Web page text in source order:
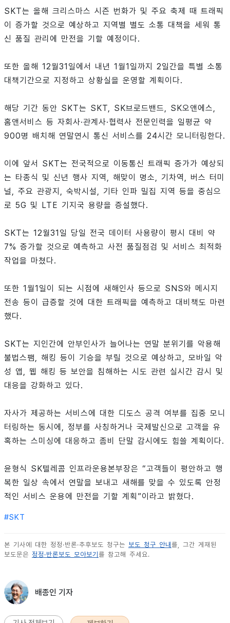
SKT는 올해 크리스마스 시즌 번화가 및 주요 축제 때 트래픽
이 증가할 것으로 예상하고 지역별 별도 소통 대책을 세워 통
신 품질 관리에 만전을 기할 예정이다.
또한 올해 12월31일에서 내년 1월1일까지 2일간을 특별 소통
대책기간으로 지정하고 상황실을 운영할 계획이다.
해당 기간 동안 SKT는 SKT, SK브로드밴드, SK오앤에스,
홈앤서비스 등 자회사·관계사·협력사 전문인력을 일평균 약
900명 배치해 연말연시 통신 서비스를 24시간 모니터링한다.
이에 앞서 SKT는 전국적으로 이동통신 트래픽 증가가 예상되
는 타종식 및 신년 행사 지역, 해맞이 명소, 기차역, 버스 터미
널, 주요 관광지, 숙박시설, 기타 인파 밀집 지역 등을 중심으
로 5G 및 LTE 기지국 용량을 증설했다.
SKT는 12월31일 당일 전국 데이터 사용량이 평시 대비 약
7% 증가할 것으로 예측하고 사전 품질점검 및 서비스 최적화
작업을 마쳤다.
또한 1월1일이 되는 시점에 새해인사 등으로 SNS와 메시지
전송 등이 급증할 것에 대한 트래픽을 예측하고 대비책도 마련
했다.
SKT는 지인간에 안부인사가 늘어나는 연말 분위기를 악용해
불법스팸, 해킹 등이 기승을 부릴 것으로 예상하고, 모바일 악
성 앱, 웹 해킹 등 보안을 침해하는 시도 관련 실시간 감시 및
대응을 강화하고 있다.
자사가 제공하는 서비스에 대한 디도스 공격 여부를 집중 모니
터링하는 동시에, 정부를 사칭하거나 국제발신으로 고객을 유
혹하는 스미싱에 대응하고 좀비 단말 감시에도 힘쓸 계획이다.
윤형식 SK텔레콤 인프라운용본부장은 “고객들이 평안하고 행
복한 일상 속에서 연말을 보내고 새해를 맞을 수 있도록 안정
적인 서비스 운용에 만전을 기할 계획”이라고 밝혔다.
#SKT
본 기사에 대한 정정·반론·추후보도 청구는 보도 청구 안내 를, 그간 게재된
보도문은 정정·반론보도 모아보기 를 참고해 주세요.
배종인 기자